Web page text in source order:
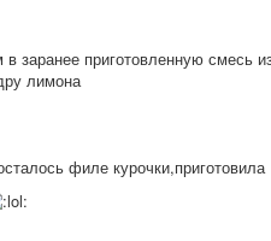
заранее приготовленную смесь
лимона
филе курочки,приготовила